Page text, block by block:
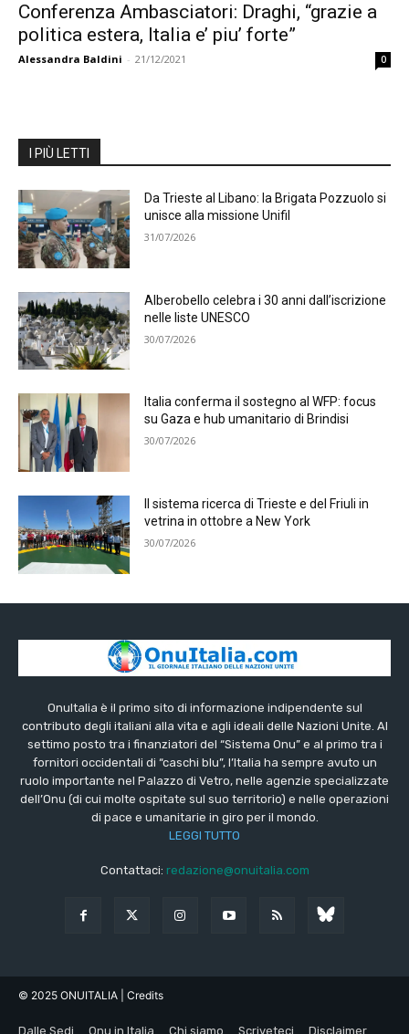
Conferenza Ambasciatori: Draghi, “grazie a
politica estera, Italia e’ piu’ forte”
Alessandra Baldini - 21/12/2021 0
I PIÙ LETTI
Da Trieste al Libano: la Brigata Pozzuolo si
unisce alla missione Unifil
31/07/2026
Alberobello celebra i 30 anni dall’iscrizione
nelle liste UNESCO
30/07/2026
Italia conferma il sostegno al WFP: focus
su Gaza e hub umanitario di Brindisi
30/07/2026
Il sistema ricerca di Trieste e del Friuli in
vetrina in ottobre a New York
30/07/2026
OnuItalia è il primo sito di informazione indipendente sul
contributo degli italiani alla vita e agli ideali delle Nazioni Unite. Al
settimo posto tra i finanziatori del “Sistema Onu” e al primo tra i
fornitori occidentali di “caschi blu”, l’Italia ha sempre avuto un
ruolo importante nel Palazzo di Vetro, nelle agenzie specializzate
dell’Onu (di cui molte ospitate sul suo territorio) e nelle operazioni
di pace e umanitarie in giro per il mondo.
LEGGI TUTTO
Contattaci: redazione@onuitalia.com
© 2025 ONUITALIA | Credits
Dalle Sedi Onu in Italia Chi siamo Scriveteci Disclaimer